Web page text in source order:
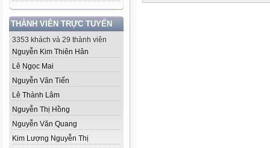
THÀNH VIÊN TRỰC TUYẾN
3353 khách và 29 thành viên
Nguyễn Kim Thiên Hân
Lê Ngọc Mai
Nguyễn Văn Tiến
Lê Thành Lâm
Nguyễn Thị Hồng
Nguyễn Văn Quang
Kim Lượng Nguyễn Thị